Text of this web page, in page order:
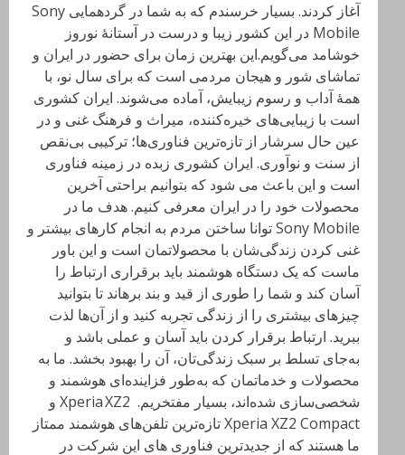
آغاز کردند. بسیار خرسندم که به شما در گردهمایی Sony
Mobile در این کشور زیبا و درست در آستانهٔ نوروز
خوشامد می‌گویم.این بهترین زمان برای حضور در ایران و
تماشای شور و هیجان مردمی است که برای سال نو، با
همهٔ آداب و رسوم زیبایش، آماده‌ می‌شوند. ایران کشوری
است با زیبایی‌های خیره‌کننده، میراث و فرهنگ غنی و در
عین حال سرشار از تازه‌ترین فناوری‌ها؛ ترکیبی بی‌نقص
از سنت و نوآوری. ایران کشوری زبده در زمینه فناوری
است و این باعث می شود که بتوانیم براحتی آخرین
محصولات خود را در ایران معرفی کنیم. هدف ما در
Sony Mobile توانا ساختن مردم به انجام کارهای بیشتر و
غنی کردن زندگی‌شان با محصولاتمان است و این باور
ماست که یک دستگاه هوشمند باید برقراری ارتباط را
آسان کند و شما را طوری از قید و بند برهاند تا بتوانید
چیزهای بیشتری را از زندگی تجربه کنید و از آن‌ها لذت
ببرید. ارتباط برقرار کردن باید آسان و عملی باشد و
به‌جای تسلط بر سبک زندگی‌تان، آن را بهبود بخشد. ما به
محصولات و خدماتمان که به‌طور فزاینده‌ای هوشمند و
شخصی‌سازی شده‌اند، بسیار مفتخریم. Xperia XZ2 و
Xperia XZ2 Compact تازه‌ترین تلفن‌های هوشمند ممتاز
ما هستند که از جدیدترین فناوری های این شرکت در